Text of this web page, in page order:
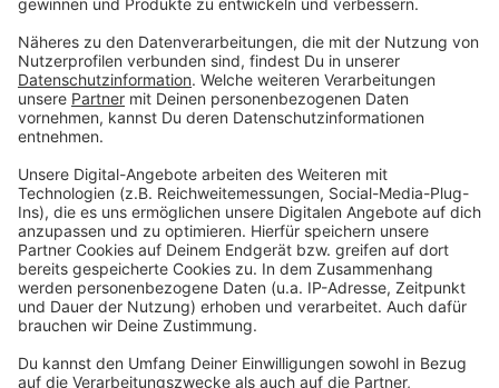
Die Bürgertestung ist an keinerlei Voraussetzung
geknüpft, also auch für Grenzgänger unabhängig vom
Wohnsitz möglich.
Inzwischen gibt es in der StädteRegion Aachen mehr
als 300 Stellen, an denen man einen Schnelltest
machen kann. Das sind zum einen über 90 klassifizierte
Teststellen und zudem noch rund 210 Arztpraxen. Um
eine ortsnaheVersorgung sicherzustellen, werden
zusätzlich noch Schnelltest-Busse eingesetzt. Alle
aktiven Testzentren und den Fahrplan der
Schnelltest-Busse findet man unter der Kurzadresse
www.staedteregion-aachen.de/schnelltest
https://testen-in-aachen.de/.